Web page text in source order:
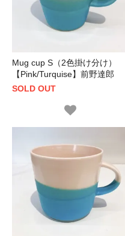
Mug cup S（2色掛け分け）
【Pink/Turquise】前野達郎
SOLD OUT